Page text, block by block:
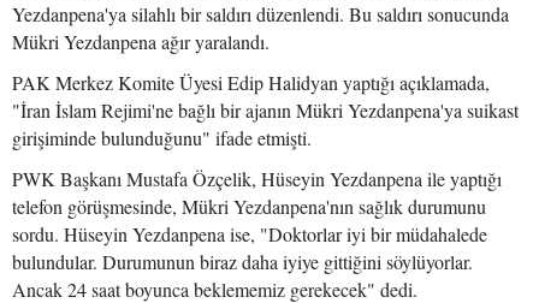
Yezdanpena'ya silahlı bir saldırı düzenlendi. Bu saldırı sonucunda
Mükri Yezdanpena ağır yaralandı.
PAK Merkez Komite Üyesi Edip Halidyan yaptığı açıklamada,
"İran İslam Rejimi'ne bağlı bir ajanın Mükri Yezdanpena'ya suikast
girişiminde bulunduğunu" ifade etmişti.
PWK Başkanı Mustafa Özçelik, Hüseyin Yezdanpena ile yaptığı
telefon görüşmesinde, Mükri Yezdanpena'nın sağlık durumunu
sordu. Hüseyin Yezdanpena ise, "Doktorlar iyi bir müdahalede
bulundular. Durumunun biraz daha iyiye gittiğini söylüyorlar.
Ancak 24 saat boyunca beklememiz gerekecek" dedi.